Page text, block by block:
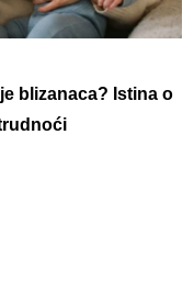
blizanaca? Istina o